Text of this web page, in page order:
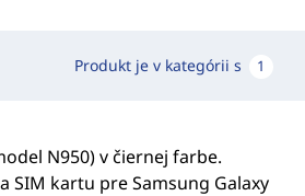
Produkt je v kategórii s 1
N950) v čiernej farbe.
SIM kartu pre Samsung Galaxy